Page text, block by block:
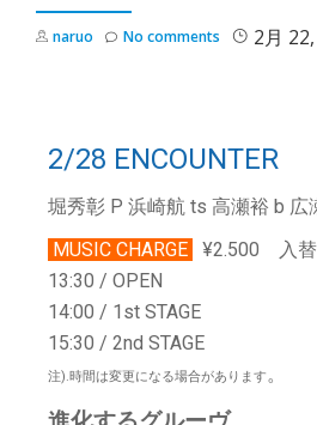
naruo 2月
No comments
2/28 ENCOUNTER
堀秀彰 P 浜崎航 ts 高瀬裕 b 広
MUSIC CHARGE
¥2.500 入替
13:30 / OPEN
14:00 / 1st STAGE
15:30 / 2nd STAGE
注).時間は変更になる場合があります。